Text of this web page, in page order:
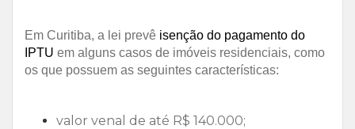
Em Curitiba, a lei prevê isenção do pagamento do
IPTU em alguns casos de imóveis residenciais, como
os que possuem as seguintes características:
valor venal de até R$ 140.000;